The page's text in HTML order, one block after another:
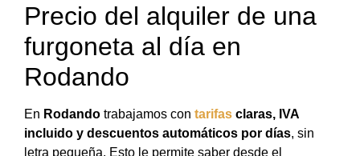
Precio del alquiler de una
furgoneta al día en
Rodando
En Rodando trabajamos con tarifas claras, IVA
incluido y descuentos automáticos por días, sin
letra pequeña. Esto le permite saber desde el